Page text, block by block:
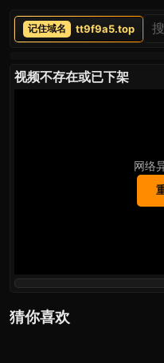
tt9f9a5.top
视频不存在或已下架
网络
猜你喜欢